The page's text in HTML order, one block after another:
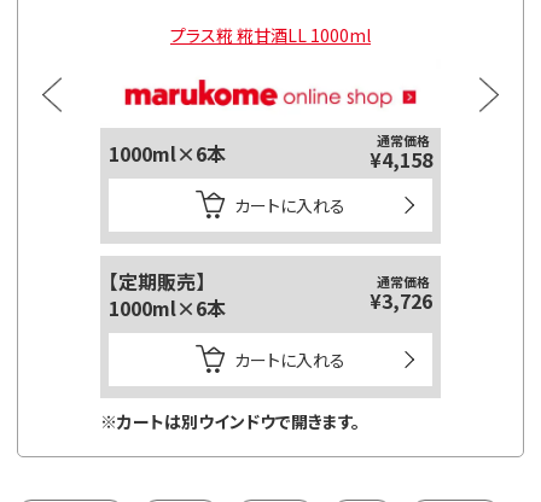
プラス糀 糀甘酒LL 1000ml
1000ml×6本 通常価格
¥4,158
カートに入れる
【定期販売】
1000ml×6本
通常価格
¥3,726
カートに入れる
※カートは別ウインドウで開きます。